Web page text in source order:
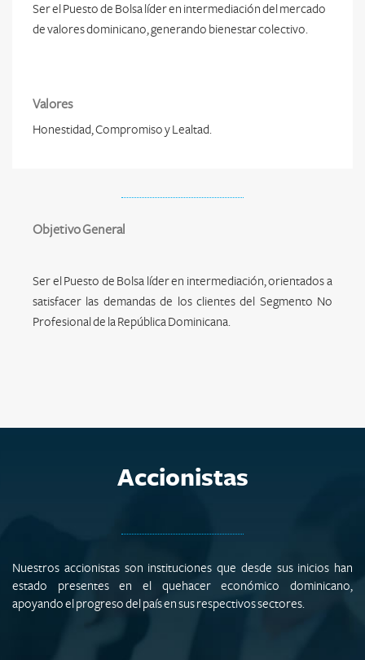
Ser el Puesto de Bolsa líder en intermediación del mercado
de valores dominicano, generando bienestar colectivo.
Valores
Honestidad, Compromiso y Lealtad.
Objetivo General
Ser el Puesto de Bolsa líder en intermediación, orientados a
satisfacer las demandas de los clientes del Segmento No
Profesional de la República Dominicana.
Accionistas
Nuestros accionistas son instituciones que desde sus inicios han
estado presentes en el quehacer económico dominicano,
apoyando el progreso del país en sus respectivos sectores.